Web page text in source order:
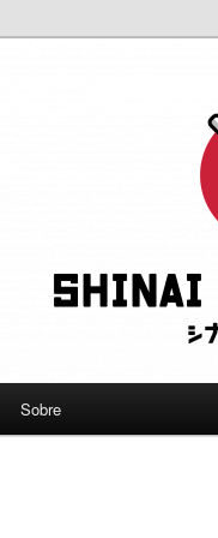
Sobre